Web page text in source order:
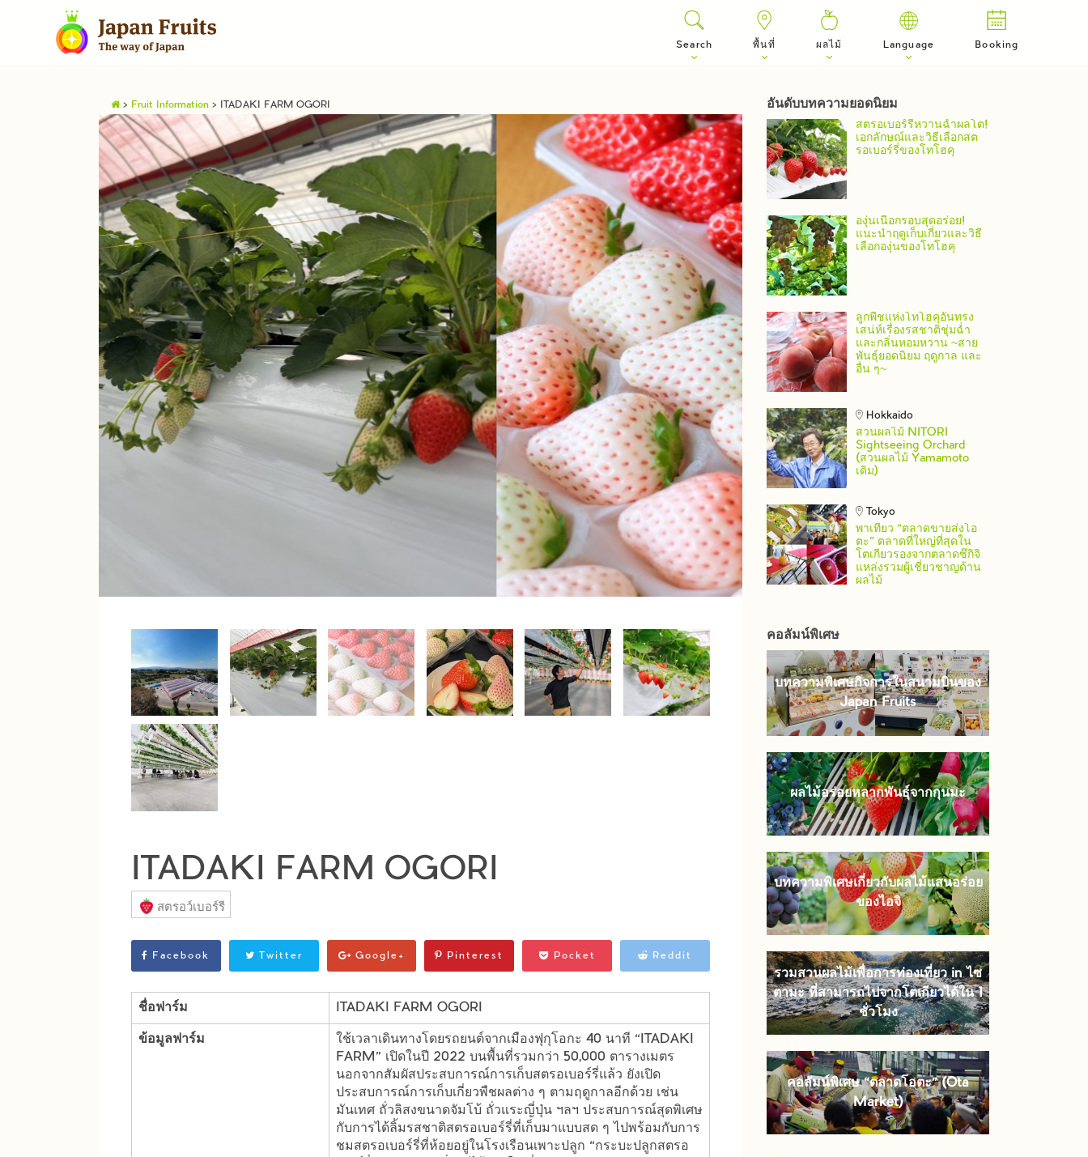
Search พื้นที่ ผลไม้ Language Booking
> Fruit Information > ITADAKI FARM OGORI
ITADAKI FARM OGORI
สตรอว์เบอร์รี
Facebook Twitter Google+ Pinterest Pocket Reddit
ชื่อฟาร์ม ITADAKI FARM OGORI
ข้อมูลฟาร์ม
ใช้เวลาเดินทางโดยรถยนต์จากเมืองฟุกุโอกะ 40 นาที “ITADAKI
FARM” เปิดในปี 2022 บนพื้นที่รวมกว่า 50,000 ตารางเมตร
นอกจากสัมผัสประสบการณ์การเก็บสตรอเบอร์รี่แล้ว ยังเปิด
ประสบการณ์การเก็บเกี่ยวพืชผลต่าง ๆ ตามฤดูกาลอีกด้วย เช่น
มันเทศ ถั่วลิสงขนาดจัมโบ้ ถั่วแระญี่ปุ่น ฯลฯ ประสบการณ์สุดพิเศษ
กับการได้ลิ้มรสชาติสตรอเบอร์รี่ที่เก็บมาแบบสด ๆ ไปพร้อมกับการ
ชมสตรอเบอร์รี่ที่ห้อยอยู่ในโรงเรือนเพาะปลูก “กระบะปลูกสตรอ
อันดับบทความยอดนิยม
สตรอเบอร์รี่หวานฉ่ำผลโต!
เอกลักษณ์และวิธีเลือกสต
รอเบอร์รี่ของโทโฮคุ
องุ่นเนื้อกรอบสุดอร่อย!
แนะนำฤดูเก็บเกี่ยวและวิธี
เลือกองุ่นของโทโฮคุ
ลูกพีชแห่งโทโฮคุอันทรง
เสน่ห์เรื่องรสชาติชุ่มฉ่ำ
และกลิ่นหอมหวาน ~สาย
พันธุ์ยอดนิยม ฤดูกาล และ
อื่น ๆ~
Hokkaido
สวนผลไม้ NITORI
Sightseeing Orchard
(สวนผลไม้ Yamamoto
เดิม)
Tokyo
พาเที่ยว “ตลาดขายส่งโอ
ตะ” ตลาดที่ใหญ่ที่สุดใน
โตเกียวรองจากตลาดซึกิจิ
แหล่งรวมผู้เชี่ยวชาญด้าน
ผลไม้
คอลัมน์พิเศษ
บทความพิเศษกิจการในสนามบินของ
Japan Fruits
ผลไม้อร่อยหลากพันธุ์จากกุนมะ
บทความพิเศษเกี่ยวกับผลไม้แสนอร่อย
ของไอจิ
รวมสวนผลไม้เพื่อการท่องเที่ยว in ไซ
ตามะ ที่สามารถไปจากโตเกียวได้ใน 1
ชั่วโมง
คอลัมน์พิเศษ “ตลาดโอตะ” (Ota
Market)